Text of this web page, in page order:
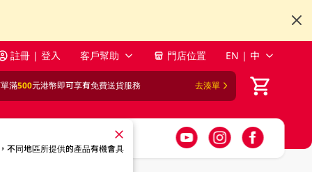
註冊 | 登入 客戶幫助 門店位置 EN | 中
滿500元港幣即可享有免費送貨服務 去湊單
不同地區所提供的產品有機會具